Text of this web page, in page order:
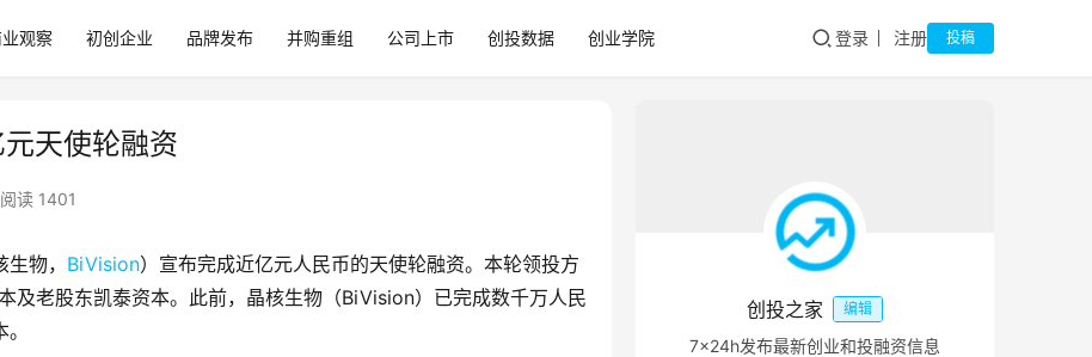
观察 初创企业 品牌发布 并购重组 公司上市 创投数据 创业学院 登录 注册 投稿
天使轮融资
阅读 1401
物， BiVision）宣布完成近亿元人民币的天使轮融资。本轮领投方
及老股东凯泰资本。此前，晶核生物（BiVision）已完成数千万人民
创投之家 编辑
7×24h发布最新创业和投融资信息